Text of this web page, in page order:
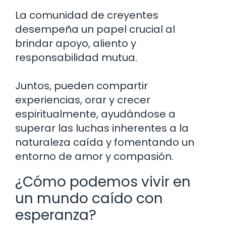
La comunidad de creyentes
desempeña un papel crucial al
brindar apoyo, aliento y
responsabilidad mutua.
Juntos, pueden compartir
experiencias, orar y crecer
espiritualmente, ayudándose a
superar las luchas inherentes a la
naturaleza caída y fomentando un
entorno de amor y compasión.
¿Cómo podemos vivir en
un mundo caído con
esperanza?